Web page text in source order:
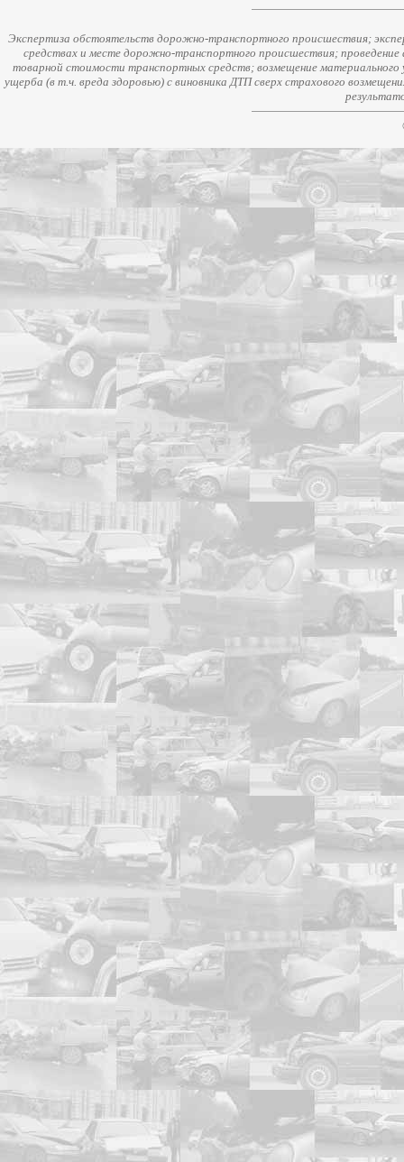
Экспертиза обстоятельств дорожно-транспортного происшествия;
средствах и месте дорожно-транспортного происшествия;
товарной стоимости транспортных средств; возмещение
ущерба (в т.ч. вреда здоровью) с виновника ДТП сверх страхового